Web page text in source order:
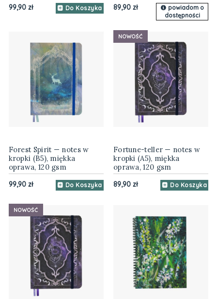
99,90 zł Do Koszyka 89,90 zł
powiadom o
dostępności
Forest Spirit — notes w
kropki (B5), miękka
oprawa, 120 gsm
99,90 zł Do Koszyka
Fortune-teller — notes w
kropki (A5), miękka
oprawa, 120 gsm
89,90 zł Do Koszyka
NOWOŚĆ
NOWOŚĆ